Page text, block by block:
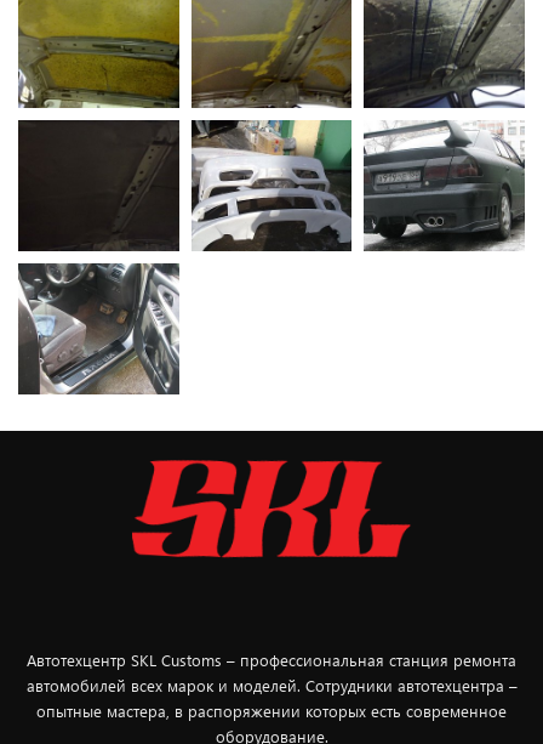
Автотехцентр SKL Customs – профессиональная станция ремонта
автомобилей всех марок и моделей. Сотрудники автотехцентра –
опытные мастера, в распоряжении которых есть современное
оборудование.